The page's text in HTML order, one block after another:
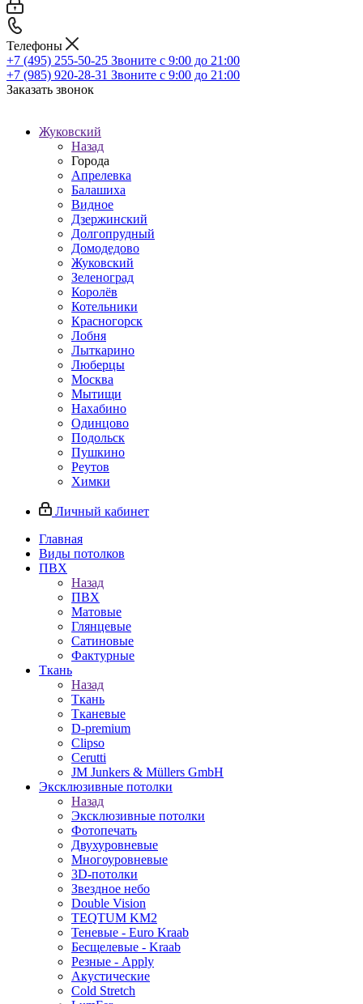
Телефоны
+7 (495) 255-50-25 Звоните с 9:00 до 21:00
+7 (985) 920-28-31 Звоните с 9:00 до 21:00
Заказать звонок
Жуковский
Назад
Города
Апрелевка
Балашиха
Видное
Дзержинский
Долгопрудный
Домодедово
Жуковский
Зеленоград
Королёв
Котельники
Красногорск
Лобня
Лыткарино
Люберцы
Москва
Мытищи
Нахабино
Одинцово
Подольск
Пушкино
Реутов
Химки
Личный кабинет
Главная
Виды потолков
ПВХ
Назад
ПВХ
Матовые
Глянцевые
Сатиновые
Фактурные
Ткань
Назад
Ткань
Тканевые
D-premium
Clipso
Cerutti
JM Junkers & Müllers GmbH
Эксклюзивные потолки
Назад
Эксклюзивные потолки
Фотопечать
Двухуровневые
Многоуровневые
3D-потолки
Звездное небо
Double Vision
TEQTUM KM2
Теневые - Euro Kraab
Бесщелевые - Kraab
Резные - Apply
Акустические
Cold Stretch